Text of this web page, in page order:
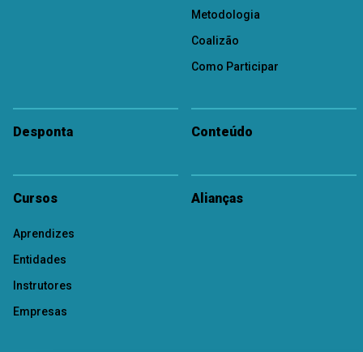
Metodologia
Coalizão
Como Participar
Desponta Conteúdo
Cursos
Aprendizes
Entidades
Instrutores
Empresas
Alianças